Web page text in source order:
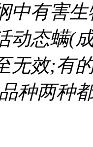
中有害
动态螨(
无效;有
种两种